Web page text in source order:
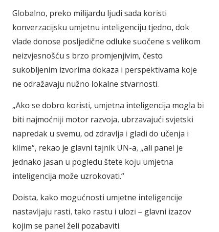
Globalno, preko milijardu ljudi sada koristi
konverzacijsku umjetnu inteligenciju tjedno, dok
vlade donose posljedične odluke suočene s velikom
neizvjesnošću s brzo promjenjivim, često
sukobljenim izvorima dokaza i perspektivama koje
ne odražavaju nužno lokalne stvarnosti.
„Ako se dobro koristi, umjetna inteligencija mogla bi
biti najmoćniji motor razvoja, ubrzavajući svjetski
napredak u svemu, od zdravlja i gladi do učenja i
klime“, rekao je glavni tajnik UN-a, „ali panel je
jednako jasan u pogledu štete koju umjetna
inteligencija može uzrokovati.“
Doista, kako mogućnosti umjetne inteligencije
nastavljaju rasti, tako rastu i ulozi – glavni izazov
kojim se panel želi pozabaviti.